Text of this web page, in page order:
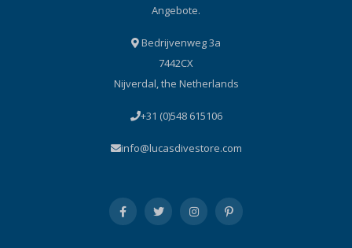
Angebote.
Bedrijvenweg 3a
7442CX
Nijverdal, the Netherlands
+31 (0)548 615106
info@lucasdivestore.com